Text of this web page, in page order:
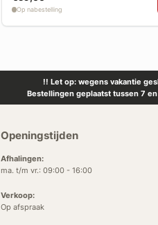
Op nabestelling
!! Let op: wegens vakantie
Bestellingen geplaatst tussen 7
Openingstijden
Afhalingen:
ma. t/m vr.: 09:00 - 16:00
Verkoop:
Op afspraak